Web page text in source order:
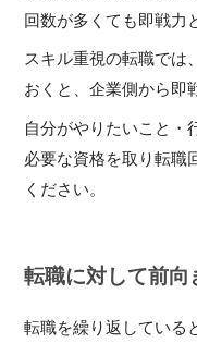
回数が多くても即戦力
スキル重視の転職では
おくと、企業側から即
自分がやりたいこと・
必要な資格を取り転職
ください。
転職に対して前向
転職を繰り返している